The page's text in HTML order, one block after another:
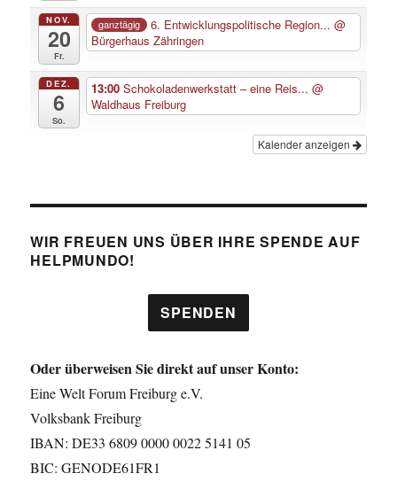
NOV.
20
Fr.
ganztägig 6. Entwicklungspolitische Region... @
Bürgerhaus Zähringen
DEZ.
6
So.
13:00Schokoladenwerkstatt – eine Reis...@
Waldhaus Freiburg
Kalender anzeigen
WIR FREUEN UNS ÜBER IHRE SPENDE AUF
HELPMUNDO!
SPENDEN
Oder überweisen Sie direkt auf unser Konto:
Eine Welt Forum Freiburg e.V.
Volksbank Freiburg
IBAN: DE33 6809 0000 0022 5141 05
BIC: GENODE61FR1